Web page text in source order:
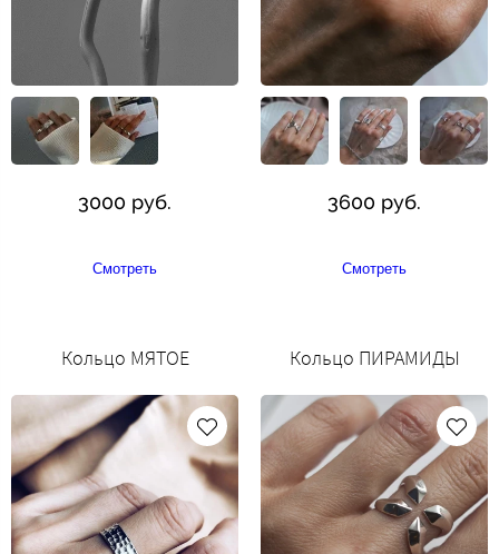
3000 руб.
Смотреть
3600 руб.
Смотреть
Кольцо МЯТОЕ Кольцо ПИРАМИДЫ